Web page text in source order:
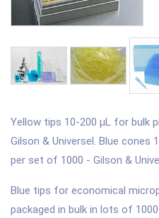
Yellow tips 10-200 µL for bulk
Gilson & Universel. Blue
per set of 1000 - Gilson &
Blue tips for economical
packaged in bulk in lots of